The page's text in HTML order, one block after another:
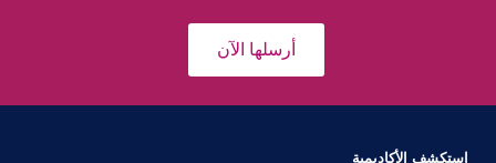
أرسلها الآن
استكشف الأكاديمية